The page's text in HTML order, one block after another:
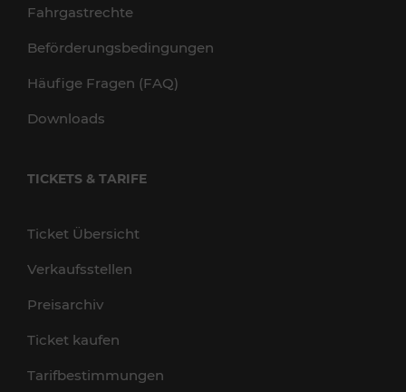
Fahrgastrechte
Beförderungsbedingungen
Häufige Fragen (FAQ)
Downloads
TICKETS & TARIFE
Ticket Übersicht
Verkaufsstellen
Preisarchiv
Ticket kaufen
Tarifbestimmungen